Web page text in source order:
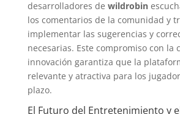
desarrolladores de wildrobin
los comentarios de la comunidad y
implementar las sugerencias y
necesarias. Este compromiso con la
innovación garantiza que la
relevante y atractiva para los
plazo.
El Futuro del Entretenimiento y